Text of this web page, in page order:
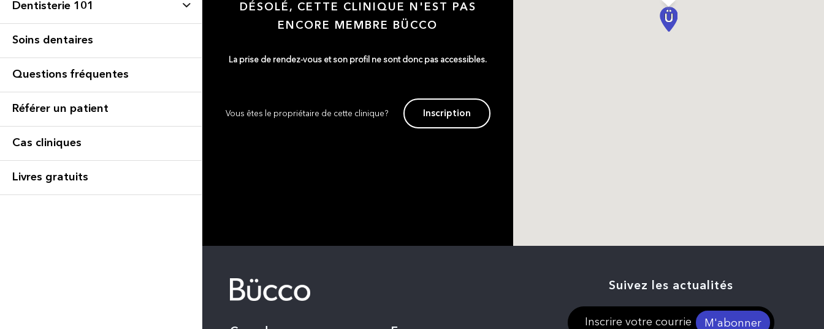
Dentisterie 101
Soins dentaires
Questions fréquentes
Référer un patient
Cas cliniques
Livres gratuits
DÉSOLÉ, CETTE CLINIQUE N'EST PAS
ENCORE MEMBRE BÜCCO
La prise de rendez-vous et son profil ne sont donc pas accessibles.
Vous êtes le propriétaire de cette clinique? Inscription
Suivez les actualités
M'abonner